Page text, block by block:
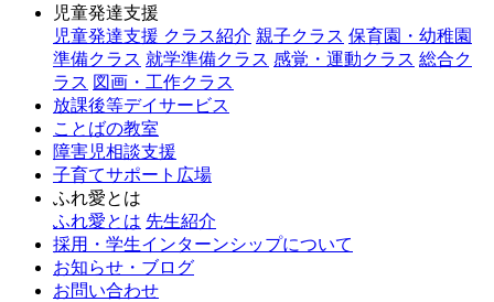
児童発達支援
児童発達支援 クラス紹介 親子クラス 保育園・幼稚園
準備クラス 就学準備クラス 感覚・運動クラス 総合ク
ラス 図画・工作クラス
放課後等デイサービス
ことばの教室
障害児相談支援
子育てサポート広場
ふれ愛とは
ふれ愛とは 先生紹介
採用・学生インターンシップについて
お知らせ・ブログ
お問い合わせ